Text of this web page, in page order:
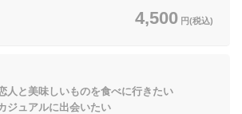
4,500 円(税込)
美味しいものを食べに行きたい
アルに出会いたい